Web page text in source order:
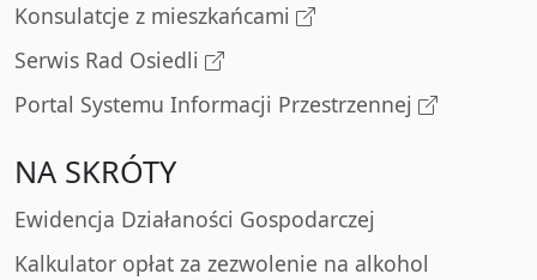
Konsulatcje z mieszkańcami
Serwis Rad Osiedli
Portal Systemu Informacji Przestrzennej
NA SKRÓTY
Ewidencja Działaności Gospodarczej
Kalkulator opłat za zezwolenie na alkohol